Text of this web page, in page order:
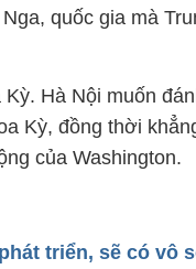
quốc gia mà
Hà Nội muốn
Kỳ, đồng thời
của Washington.
triển, sẽ có vô